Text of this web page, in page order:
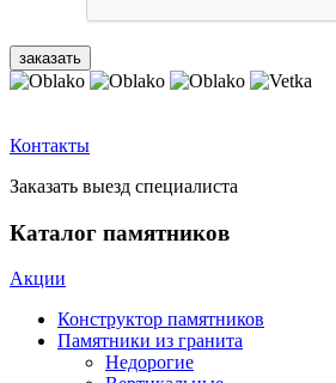
Контакты
Заказать выезд специалиста
Каталог памятников
Акции
Конструктор памятников
Памятники из гранита
Недорогие